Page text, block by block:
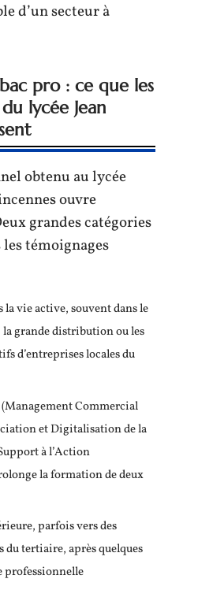
d’un secteur à
pro : ce que les
lycée Jean
obtenu au lycée
ouvre
grandes catégories
témoignages
la vie active, souvent dans le
grande distribution ou les
d’entreprises locales du
(Management Commercial
et Digitalisation de la
à l’Action
la formation de deux
parfois vers des
du tertiaire, après quelques
professionnelle